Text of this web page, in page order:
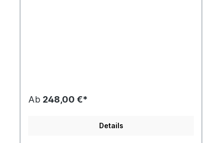
Ab 248,00 €*
Details